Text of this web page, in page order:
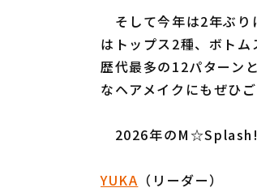
そして今年は2年ぶり
はトップス2種、ボト
歴代最多の12パターン
なヘアメイクにもぜひ
2026年のM☆Splash!!
YUKA （リーダー）